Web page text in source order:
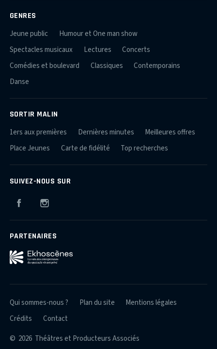
GENRES
Jeune public
Humour et One man show
Spectacles musicaux
Lectures
Concerts
Comédies et boulevard
Classiques
Contemporains
Danse
SORTIR MALIN
1ers aux premières Dernières minutes
Meilleures offres
Place Jeunes
Carte de fidélité Top recherches
SUIVEZ-NOUS SUR
Facebook
PARTENAIRES
© 2026 Théâtres et Producteurs Associés
Qui sommes-nous ? Plan du site
Mentions légales
Crédits
Contact